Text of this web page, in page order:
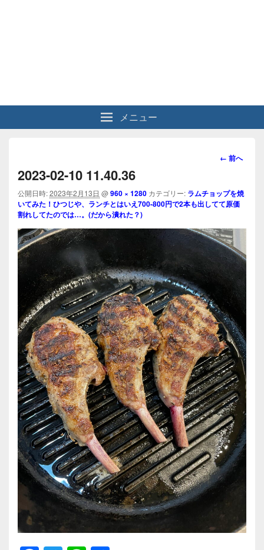
メニュー
画
ビ
ゲ
シ
ョ
ン
← 前へ
2023-02-10 11.40.36
公開日時:2023年2月13日 @960 × 1280 カテゴリー: ラムチョップを焼
いてみた！ひつじや、ランチとはいえ700-800円で2本も出してて原価
割れしてたのでは…。(だから潰れた？)